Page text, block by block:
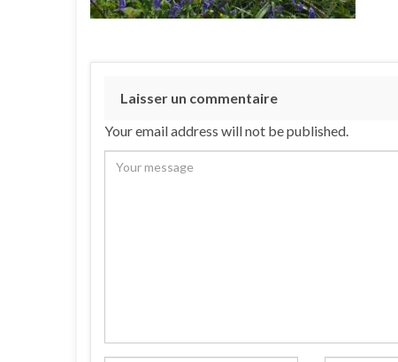
Laisser un commentaire
Your email address will not be published.